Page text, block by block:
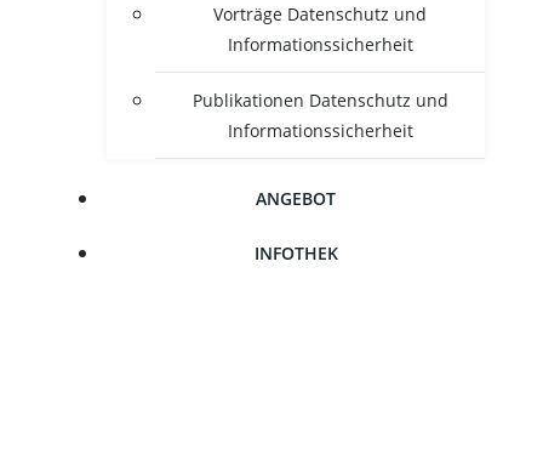
Vor­trä­ge Daten­schutz und
Informationssicherheit
Publi­ka­tio­nen Daten­schutz und
Informationssicherheit
ANGE­BOT
INFO­THEK